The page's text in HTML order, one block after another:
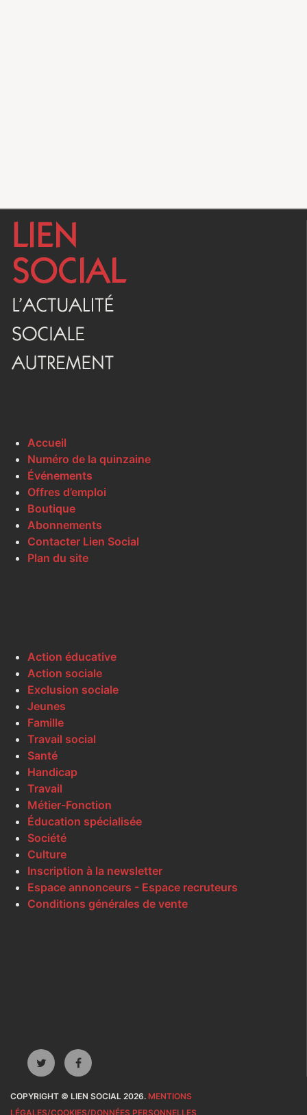
Accueil
Numéro de la quinzaine
Événements
Offres d’emploi
Boutique
Abonnements
Contacter Lien Social
Plan du site
Action éducative
Action sociale
Exclusion sociale
Jeunes
Famille
Travail social
Santé
Handicap
Travail
Métier-Fonction
Éducation spécialisée
Société
Culture
Inscription à la newsletter
Espace annonceurs - Espace recruteurs
Conditions générales de vente
COPYRIGHT © LIEN SOCIAL 2026. MENTIONS
LÉGALES/COOKIES/DONNÉES PERSONNELLES